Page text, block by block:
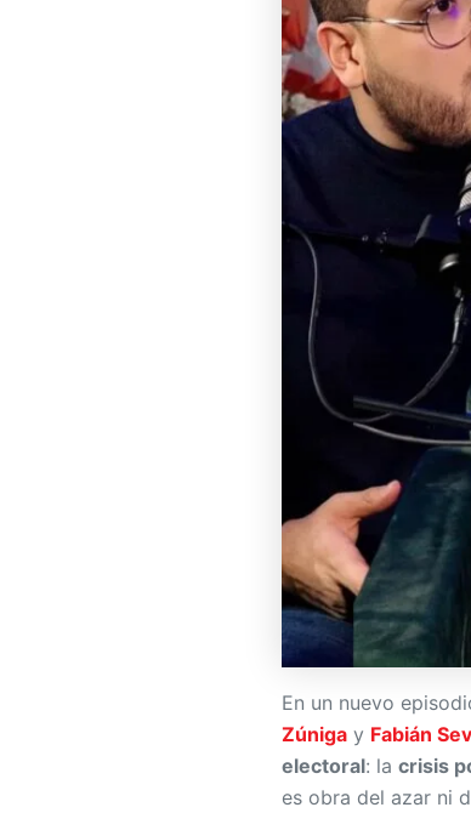
En un nuevo
Zúniga y Fabián
electoral: la crisis
es obra del azar ni